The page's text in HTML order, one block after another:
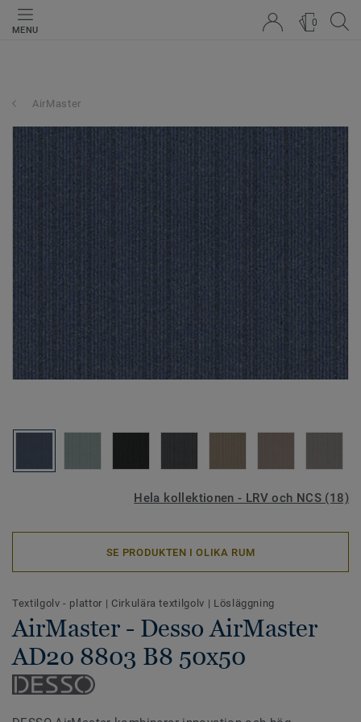
MENU
0
AirMaster
Hela kollektionen - LRV och NCS (18)
SE PRODUKTEN I OLIKA RUM
Textilgolv - plattor | Cirkulära textilgolv | Lösläggning
AirMaster - Desso AirMaster
AD20 8803 B8 50x50